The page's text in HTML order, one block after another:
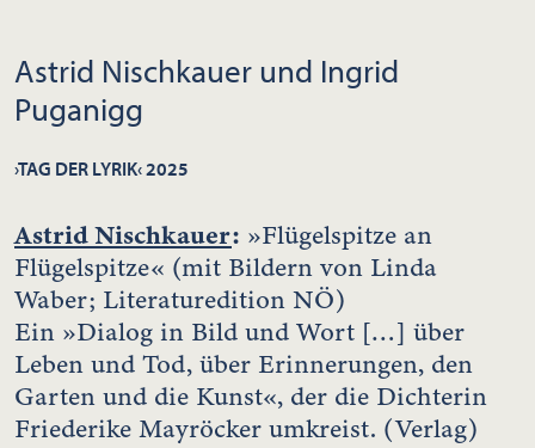
Astrid Nischkauer und Ingrid
Puganigg
›TAG DER LYRIK‹ 2025
Astrid Nischkauer: »Flügelspitze an
Flügelspitze« (mit Bildern von Linda
Waber; Literaturedition NÖ)
Ein »Dialog in Bild und Wort […] über
Leben und Tod, über Erinnerungen, den
Garten und die Kunst«, der die Dichterin
Friederike Mayröcker umkreist. (Verlag)